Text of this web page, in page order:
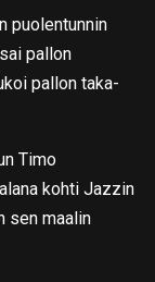
puolentunnin
pallon
pallon taka-
Timo
kohti Jazzin
sen maalin